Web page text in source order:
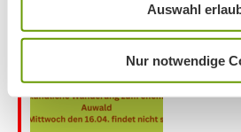
Auswahl
Nur notwendige
Wanderung entfällt